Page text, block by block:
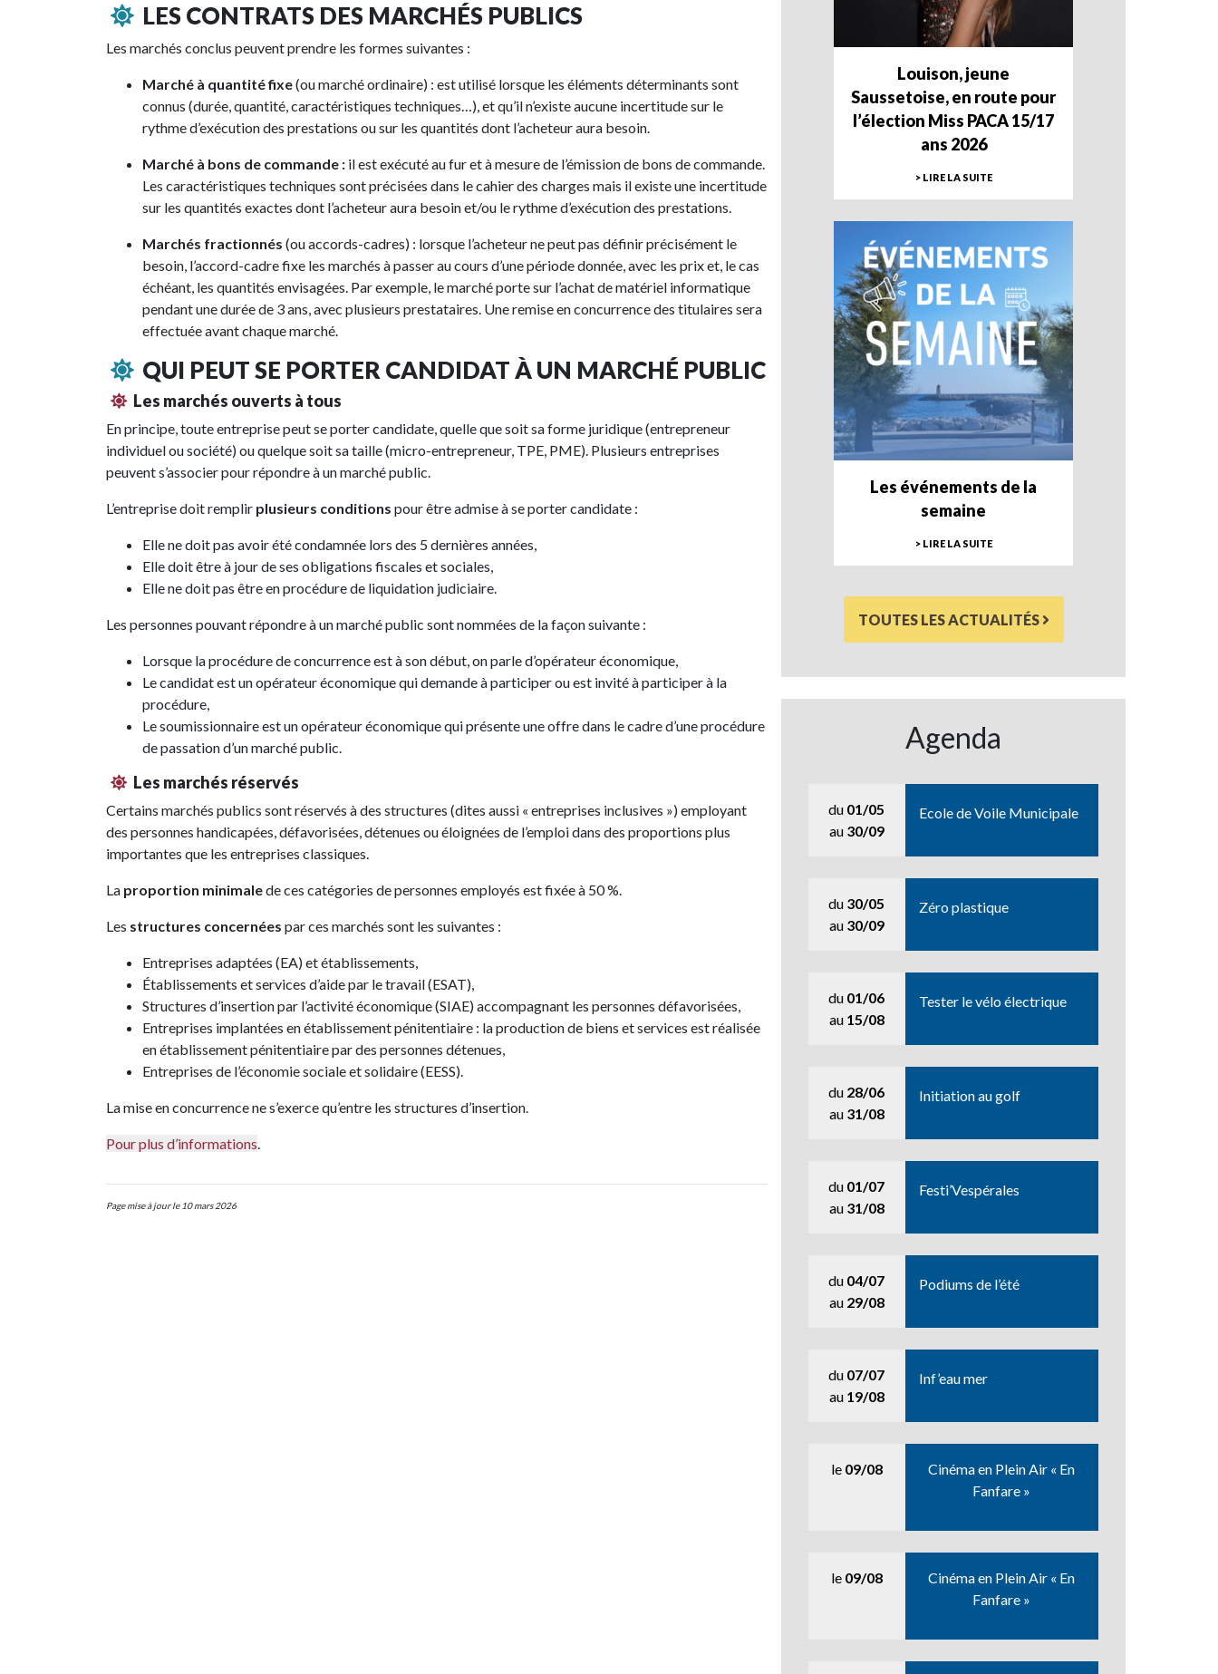
LES CONTRATS DES MARCHÉS PUBLICS
Les marchés conclus peuvent prendre les formes suivantes :
Marché à quantité fixe(ou marché ordinaire) : est utilisé lorsque les éléments déterminants sont
connus (durée, quantité, caractéristiques techniques…), et qu’il n’existe aucune incertitude sur le
rythme d’exécution des prestations ou sur les quantités dont l’acheteur aura besoin.
Marché à bons de commande : il est exécuté au fur et à mesure de l’émission de bons de commande.
Les caractéristiques techniques sont précisées dans le cahier des charges mais il existe une incertitude
sur les quantités exactes dont l’acheteur aura besoin et/ou le rythme d’exécution des prestations.
Marchés fractionnés (ouaccords-cadres) : lorsque l’acheteur ne peut pas définir précisément le
besoin, l’accord-cadre fixe les marchés à passer au cours d’une période donnée, avec les prix et, le cas
échéant, les quantités envisagées. Par exemple, le marché porte sur l’achat de matériel informatique
pendant une durée de 3 ans, avec plusieurs prestataires. Une remise en concurrence des titulaires sera
effectuée avant chaque marché.
QUI PEUT SE PORTER CANDIDAT À UN MARCHÉ PUBLIC
Les marchés ouverts à tous
En principe, toute entreprise peut se porter candidate, quelle que soit sa forme juridique (entrepreneur
individuel ou société) ou quelque soit sa taille (micro-entrepreneur, TPE, PME). Plusieurs entreprises
peuvent s’associer pour répondre à un marché public.
L’entreprise doit remplir plusieurs conditions pour être admise à se porter candidate :
Elle ne doit pas avoir été condamnée lors des 5 dernières années,
Elle doit être à jour de ses obligations fiscales et sociales,
Elle ne doit pas être en procédure de liquidation judiciaire.
Les personnes pouvant répondre à un marché public sont nommées de la façon suivante :
Lorsque la procédure de concurrence est à son début, on parle d’opérateur économique,
Lecandidatest un opérateur économique qui demande à participer ou est invité à participer à la
procédure,
Lesoumissionnaireest un opérateur économique qui présente une offre dans le cadre d’une procédure
de passation d’un marché public.
Les marchés réservés
Certains marchés publics sont réservés à des structures (dites aussi « entreprises inclusives ») employant
des personnes handicapées, défavorisées, détenues ou éloignées de l’emploi dans des proportions plus
importantes que les entreprises classiques.
La proportion minimalede ces catégories de personnes employés est fixée à 50 %.
Les structures concernées par ces marchés sont les suivantes :
Entreprises adaptées (EA) et établissements,
Établissements et services d’aide par le travail (ESAT),
Structures d’insertion par l’activité économique (SIAE) accompagnant les personnes défavorisées,
Entreprises implantées en établissement pénitentiaire : la production de biens et services est réalisée
en établissement pénitentiaire par des personnes détenues,
Entreprises de l’économie sociale et solidaire (EESS).
La mise en concurrence ne s’exerce qu’entre les structures d’insertion.
Pour plus d’informations.
Page mise à jour le 10 mars 2026
Louison, jeune
Saussetoise, en route pour
l’élection Miss PACA 15/17
ans 2026
> LIRE LA SUITE
Les événements de la
semaine
> LIRE LA SUITE
TOUTES LES ACTUALITÉS
Agenda
du 01/05
au 30/09
Ecole de Voile Municipale
du 30/05
au 30/09
Zéro plastique
du 01/06
au 15/08
Tester le vélo électrique
du 28/06
au 31/08
Initiation au golf
du 01/07
au 31/08
Festi’Vespérales
du 04/07
au 29/08
Podiums de l’été
du 07/07
au 19/08
Inf’eau mer
le 09/08
Cinéma en Plein Air « En
Fanfare »
le 09/08
Cinéma en Plein Air « En
Fanfare »